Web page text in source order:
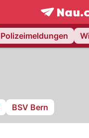
frontpage.
Polizeimeldungen
BSV Bern